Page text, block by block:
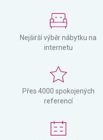
Nejširší výběr nábytku na
internetu
Přes 4000 spokojených
referencí